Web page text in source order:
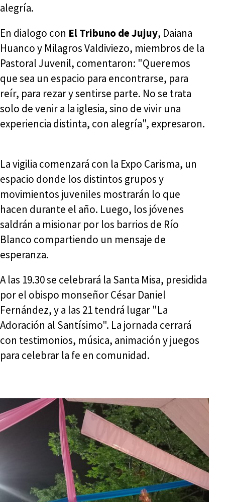
alegría.
En dialogo con El Tribuno de Jujuy, Daiana
Huanco y Milagros Valdiviezo, miembros de la
Pastoral Juvenil, comentaron: "Queremos
que sea un espacio para encontrarse, para
reír, para rezar y sentirse parte. No se trata
solo de venir a la iglesia, sino de vivir una
experiencia distinta, con alegría", expresaron.
La vigilia comenzará con la Expo Carisma, un
espacio donde los distintos grupos y
movimientos juveniles mostrarán lo que
hacen durante el año. Luego, los jóvenes
saldrán a misionar por los barrios de Río
Blanco compartiendo un mensaje de
esperanza.
A las 19.30 se celebrará la Santa Misa, presidida
por el obispo monseñor César Daniel
Fernández, y a las 21 tendrá lugar "La
Adoración al Santísimo". La jornada cerrará
con testimonios, música, animación y juegos
para celebrar la fe en comunidad.